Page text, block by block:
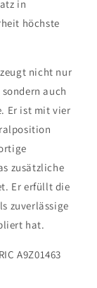
in
höchste
nicht nur
auch
Er ist mit vier
zusätzliche
Er erfüllt die
zuverlässige
hat.
A9Z01463